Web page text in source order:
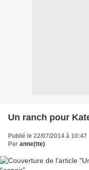
Un ranch pour
Publié le 22/07/2014 à 10:47
Par anne(tte)